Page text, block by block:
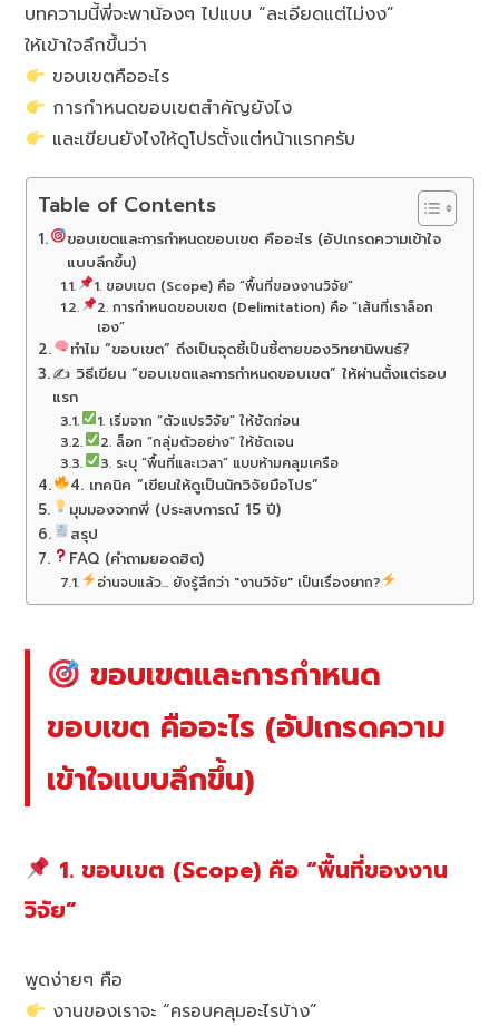
บทความนี้พี่จะพาน้องๆ ไปแบบ “ละเอียดแต่ไม่งง”
ให้เข้าใจลึกขึ้นว่า
ขอบเขตคืออะไร
การกำหนดขอบเขตสำคัญยังไง
และเขียนยังไงให้ดูโปรตั้งแต่หน้าแรกครับ
Table of Contents
ขอบเขตและการกำหนดขอบเขต คืออะไร (อัปเกรดความเข้าใจ
แบบลึกขึ้น)
1. ขอบเขต (Scope) คือ “พื้นที่ของงานวิจัย”
2. การกำหนดขอบเขต (Delimitation) คือ “เส้นที่เราล็อก
เอง”
ทำไม “ขอบเขต” ถึงเป็นจุดชี้เป็นชี้ตายของวิทยานิพนธ์?
✍️ วิธีเขียน “ขอบเขตและการกำหนดขอบเขต” ให้ผ่านตั้งแต่รอบ
แรก
1. เริ่มจาก “ตัวแปรวิจัย” ให้ชัดก่อน
2. ล็อก “กลุ่มตัวอย่าง” ให้ชัดเจน
3. ระบุ “พื้นที่และเวลา” แบบห้ามคลุมเครือ
4. เทคนิค “เขียนให้ดูเป็นนักวิจัยมือโปร”
มุมมองจากพี่ (ประสบการณ์ 15 ปี)
สรุป
FAQ (คำถามยอดฮิต)
อ่านจบแล้ว... ยังรู้สึกว่า "งานวิจัย" เป็นเรื่องยาก?
ขอบเขตและการกำหนด
ขอบเขต คืออะไร (อัปเกรดความ
เข้าใจแบบลึกขึ้น)
1. ขอบเขต (Scope) คือ “พื้นที่ของงาน
วิจัย”
พูดง่ายๆ คือ
งานของเราจะ “ครอบคลุมอะไรบ้าง”